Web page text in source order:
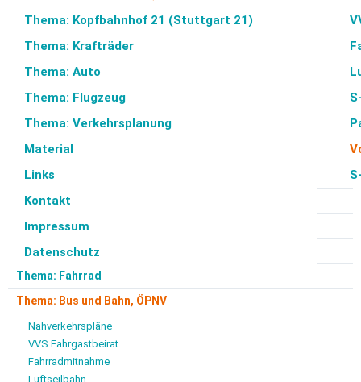
Thema: Kopfbahnhof 21 (Stuttgart 21)
Thema: Krafträder
Thema: Auto
Thema: Flugzeug
Thema: Verkehrsplanung
Material
Links
Kontakt
Impressum
Datenschutz
durchgeführt, welche die Einschätzung des VCD bestätigt:
teilweise als Schikane empfunden. Der größte Nachteil ist
aber die Verlängerung der Fahrtzeiten. Wir fordern deshalb,
die Regelung zum Vordereinstieg wieder abzuschaffen.
Steckbrief
Gäubahnkomitee Stuttgart
VCD Aktiv
Thema: Bürgerbegehren Bahnhof mit Zukunft
Thema: Zu Fuß
Thema: Fahrrad
Thema: Bus und Bahn, ÖPNV
Nahverkehrspläne
VVS Fahrgastbeirat
Fahrradmitnahme
Luftseilbahn